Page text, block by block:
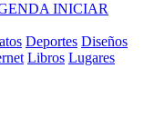
INICIAR
Deportes Diseños
Libros Lugares